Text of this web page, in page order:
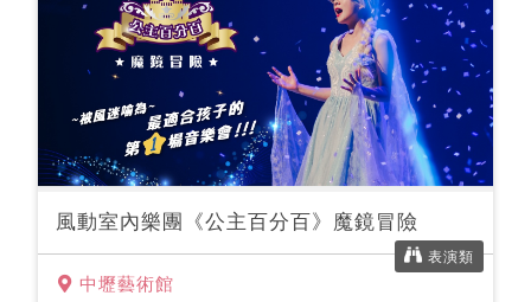
風動室內樂團《公主百分百》魔鏡冒險
中壢藝術館
表演類